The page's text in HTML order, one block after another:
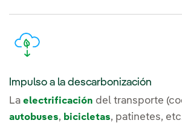
Impulso a la descarbonización
La electrificación del transporte
autobuses, bicicletas, patinetes,